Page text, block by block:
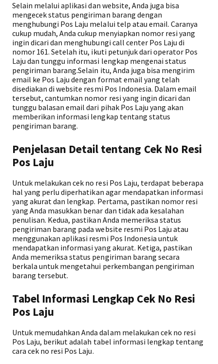
Selain melalui aplikasi dan website, Anda juga bisa
mengecek status pengiriman barang dengan
menghubungi Pos Laju melalui telp atau email. Caranya
cukup mudah, Anda cukup menyiapkan nomor resi yang
ingin dicari dan menghubungi call center Pos Laju di
nomor 161. Setelah itu, ikuti petunjuk dari operator Pos
Laju dan tunggu informasi lengkap mengenai status
pengiriman barang.Selain itu, Anda juga bisa mengirim
email ke Pos Laju dengan format email yang telah
disediakan di website resmi Pos Indonesia. Dalam email
tersebut, cantumkan nomor resi yang ingin dicari dan
tunggu balasan email dari pihak Pos Laju yang akan
memberikan informasi lengkap tentang status
pengiriman barang.
Penjelasan Detail tentang Cek No Resi
Pos Laju
Untuk melakukan cek no resi Pos Laju, terdapat beberapa
hal yang perlu diperhatikan agar mendapatkan informasi
yang akurat dan lengkap. Pertama, pastikan nomor resi
yang Anda masukkan benar dan tidak ada kesalahan
penulisan. Kedua, pastikan Anda memeriksa status
pengiriman barang pada website resmi Pos Laju atau
menggunakan aplikasi resmi Pos Indonesia untuk
mendapatkan informasi yang akurat. Ketiga, pastikan
Anda memeriksa status pengiriman barang secara
berkala untuk mengetahui perkembangan pengiriman
barang tersebut.
Tabel Informasi Lengkap Cek No Resi
Pos Laju
Untuk memudahkan Anda dalam melakukan cek no resi
Pos Laju, berikut adalah tabel informasi lengkap tentang
cara cek no resi Pos Laju.